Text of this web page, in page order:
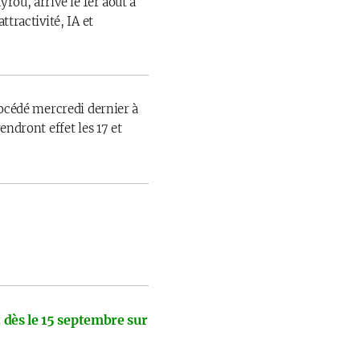
IA et
mercredi dernier à
effet les 17 et
le 15 septembre sur